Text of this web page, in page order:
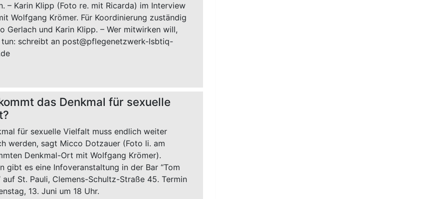
– Karin Klipp (Foto re. mit Ricarda) im Interview
Wolfgang Krömer. Für Koordinierung zuständig
Gerlach und Karin Klipp. – Wer mitwirken will,
tun: schreibt an post@pflegenetzwerk-lsbtiq-
das Denkmal für sexuelle
für sexuelle Vielfalt muss endlich weiter
werden, sagt Micco Dotzauer (Foto li. am
Denkmal-Ort mit Wolfgang Krömer).
gibt es eine Infoveranstaltung in der Bar “Tom
auf St. Pauli, Clemens-Schultz-Straße 45. Termin
13. Juni um 18 Uhr.